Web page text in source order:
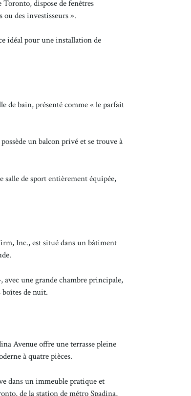
dispose de fenêtres
ou des investisseurs ».
idéal pour une installation de
de bain, présenté comme « le parfait
un balcon privé et se trouve à
salle de sport entièrement équipée,
Inc., est situé dans un bâtiment
une grande chambre principale,
de nuit.
Avenue offre une terrasse pleine
à quatre pièces.
dans un immeuble pratique et
de la station de métro Spadina,